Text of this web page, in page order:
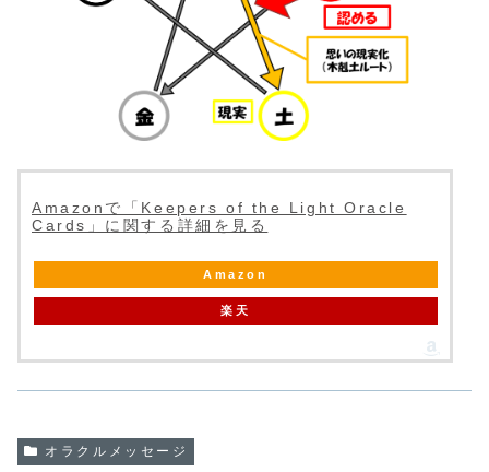
Amazonで「Keepers of the Light Oracle
Cards」に関する詳細を見る
Amazon
楽天
オラクルメッセージ